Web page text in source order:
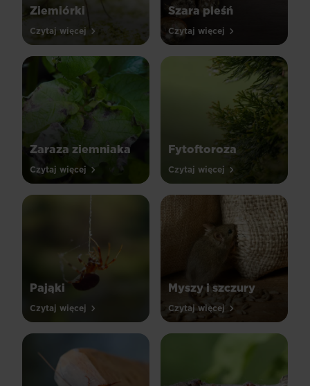
Ziemiórki
Czytaj więcej
Szara pleśń
Czytaj więcej
Zaraza ziemniaka
Czytaj więcej
Fytoftoroza
Czytaj więcej
Pająki
Czytaj więcej
Myszy i szczury
Czytaj więcej